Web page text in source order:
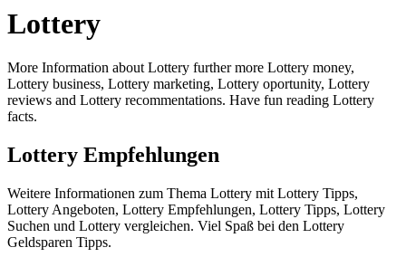
Lottery
More Information about Lottery further more Lottery money,
Lottery business, Lottery marketing, Lottery oportunity, Lottery
reviews and Lottery recommentations. Have fun reading Lottery
facts.
Lottery Empfehlungen
Weitere Informationen zum Thema Lottery mit Lottery Tipps,
Lottery Angeboten, Lottery Empfehlungen, Lottery Tipps, Lottery
Suchen und Lottery vergleichen. Viel Spaß bei den Lottery
Geldsparen Tipps.